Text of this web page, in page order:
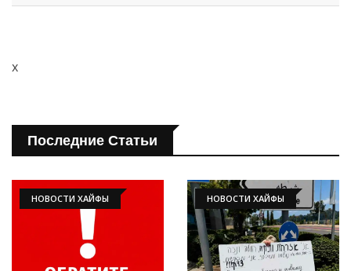
x
Последние Статьи
НОВОСТИ ХАЙФЫ НОВОСТИ ХАЙФЫ